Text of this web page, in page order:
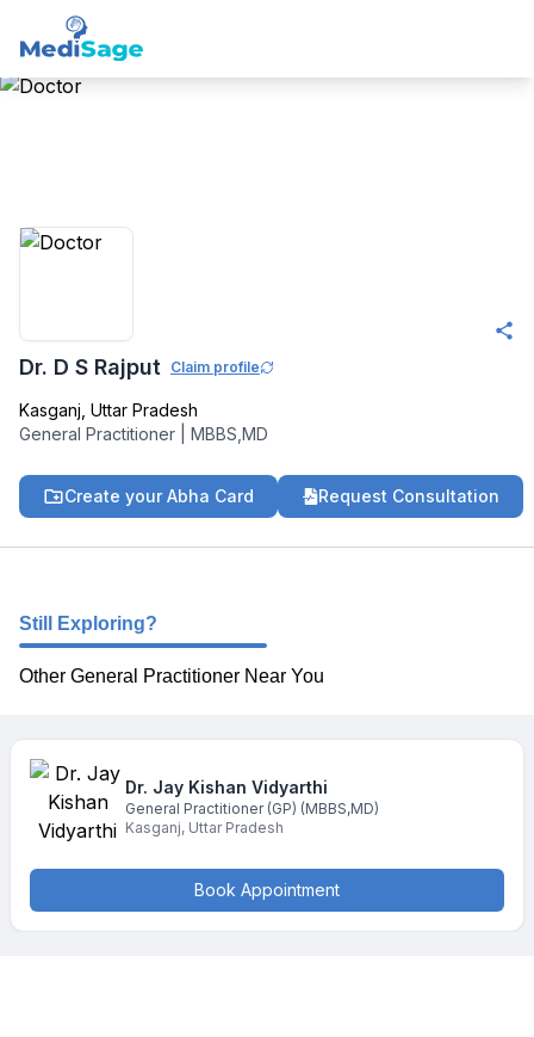
Dr. D S Rajput Claim profile
Kasganj Uttar Pradesh
General Practitioner
MBBS,MD
Create your Abha Card Request Consultation
Still Exploring?
Other General Practitioner Near You
Dr. Jay Kishan Vidyarthi
General Practitioner (GP) (MBBS,MD)
Kasganj, Uttar Pradesh
Book Appointment